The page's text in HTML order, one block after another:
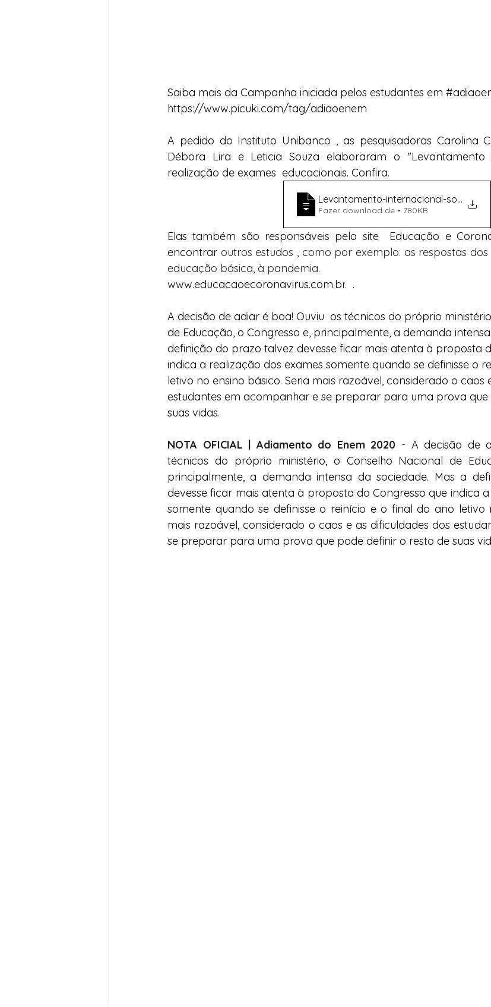
Saiba mais da Campanha iniciada pelos estudantes em
https://www.picuki.com/tag/adiaoenem
A pedido do Instituto Unibanco , as pesquisadoras Carolina
Débora Lira e Leticia Souza elaboraram o
realização de exames  educacionais. Confira.
Levantamento-internacional-sobre-
Fazer download de • 780KB
Elas também são responsáveis pelo site  Educação e
encontrar outros estudos , como por exemplo: as respostas
educação básica, à pandemia.
www.educacaoecoronavirus.com.br.
  .
A decisão de adiar é boa! Ouviu  os técnicos do próprio
de Educação, o Congresso e, principalmente, a demanda
definição do prazo talvez devesse ficar mais atenta à proposta
indica a realização dos exames somente quando se definisse o
letivo no ensino básico. Seria mais razoável, considerado o caos
estudantes em acompanhar e se preparar para uma prova
suas vidas.
NOTA OFICIAL | Adiamento do Enem 2020 - A decisão de
técnicos do próprio ministério, o Conselho Nacional de
principalmente, a demanda intensa da sociedade. Mas a
devesse ficar mais atenta à proposta do Congresso que indica
somente quando se definisse o reinício e o final do ano letivo
mais razoável, considerado o caos e as dificuldades dos
se preparar para uma prova que pode definir o resto de suas